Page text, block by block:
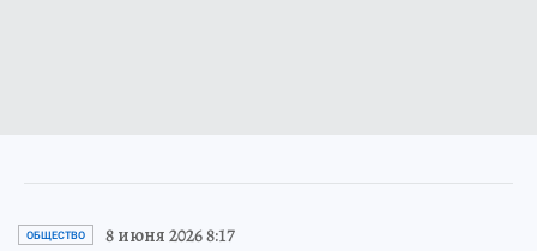
ОБЩЕСТВО 8 июня 2026 8:17